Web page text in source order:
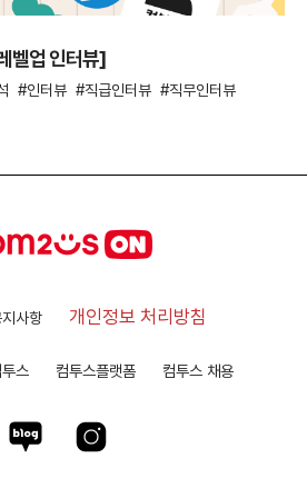
벨업 인터뷰]
인터뷰 직급인터뷰 직무인터뷰
지사항 개인정보 처리방침
스 컴투스플랫폼 컴투스 채용